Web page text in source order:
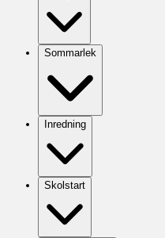
Sommarlek
Inredning
Skolstart